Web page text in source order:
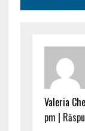
Valeria
pm |